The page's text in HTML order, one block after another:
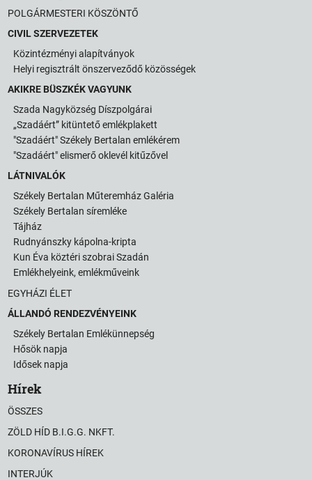
POLGÁRMESTERI KÖSZÖNTŐ
CIVIL SZERVEZETEK
Közintézményi alapítványok
Helyi regisztrált önszerveződő közösségek
AKIKRE BÜSZKÉK VAGYUNK
Szada Nagyközség Díszpolgárai
„Szadáért” kitüntető emlékplakett
"Szadáért" Székely Bertalan emlékérem
"Szadáért" elismerő oklevél kitűzővel
LÁTNIVALÓK
Székely Bertalan Műteremház Galéria
Székely Bertalan síremléke
Tájház
Rudnyánszky kápolna-kripta
Kun Éva köztéri szobrai Szadán
Emlékhelyeink, emlékműveink
EGYHÁZI ÉLET
ÁLLANDÓ RENDEZVÉNYEINK
Székely Bertalan Emlékünnepség
Hősök napja
Idősek napja
Hírek
ÖSSZES
ZÖLD HÍD B.I.G.G. NKFT.
KORONAVÍRUS HÍREK
INTERJÚK